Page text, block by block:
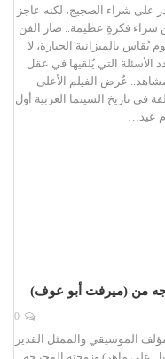
على شراء الضجيج، لكنه عاجز
شراء فكرةٍ عظيمة.. صار الفن
يُقاس بالميزانية الجبارة، لا
الأسئلة التي يُلقيها في عقل
عُرض الفيلم الأعلى
في تاريخ السينما العربية أول
عيد…
من (ميرفت أبو عوف)
الموسيقي والممثل القدير